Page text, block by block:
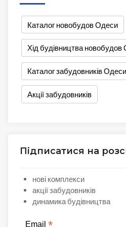
Каталог новобудов Одеси
Хід будівництва новобудов
Каталог забудовників Одеси
Акції забудовників
Підписатися на
нові комплекси
акції забудовників
динамика будівництва
Email